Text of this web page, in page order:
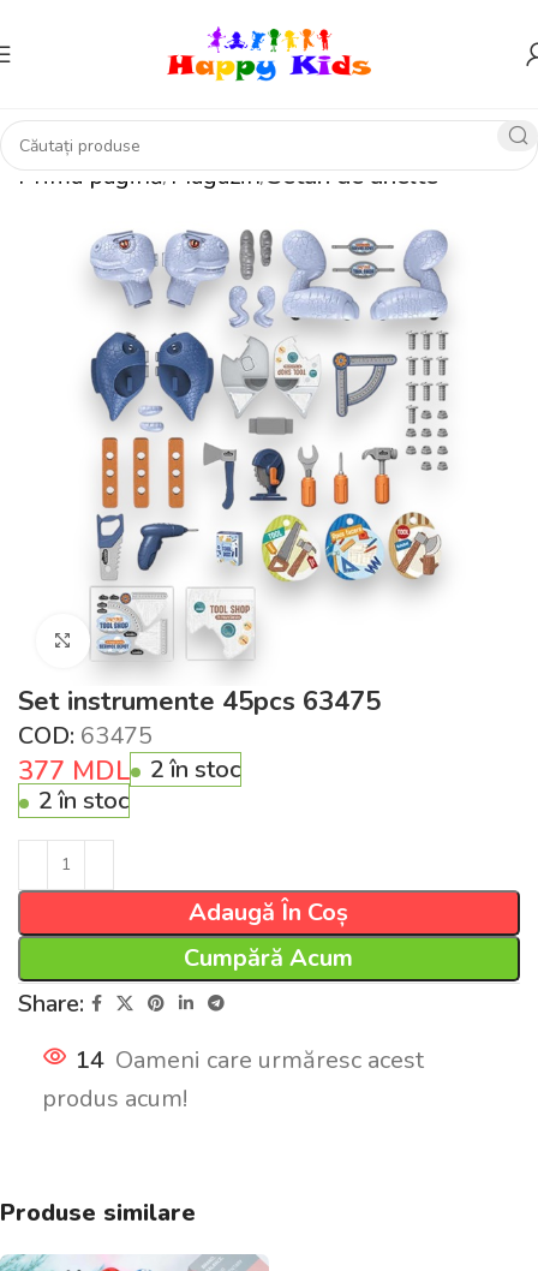
Prima pagină Magazin Seturi de unelte
Click pentru a mări
Set instrumente 45pcs 63475
COD: 63475
377 MDL
2 în stoc
2 în stoc
Adaugă În Coș
Cumpără Acum
Share:
14 Oameni care urmăresc acest
produs acum!
Produse similare